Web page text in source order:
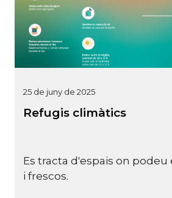
25 de juny de 2025
Refugis climàtics
Es tracta d'espais on podeu
i frescos.